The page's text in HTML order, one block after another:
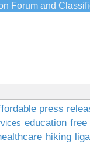
Forum and
press
education free
hiking